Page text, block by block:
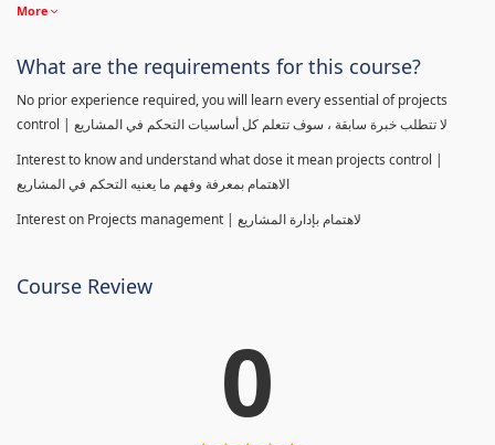
More
What are the requirements for this course?
No prior experience required, you will learn every essential of projects
control | لا تتطلب خبرة سابقة ، سوف تتعلم كل أساسيات التحكم في المشاريع
Interest to know and understand what dose it mean projects control |
الاهتمام بمعرفة وفهم ما يعنيه التحكم في المشاريع
Interest on Projects management | لاهتمام بإدارة المشاريع
Course Review
0